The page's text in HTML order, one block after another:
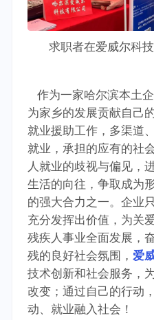
求职者在爱威尔科
作为一家哈尔滨本土
为家乡的发展贡献自己
就业援助工作，多渠道
就业，承担的应有的社
人就业的歧视与偏见，
生活的向往，争取成为
的强大合力之一。企业
充分发挥出价值，为关
残疾人事业全面发展，
残的良好社会氛围，爱
技术创新和社会服务，
改变；通过自己的行动
动、就业融入社会！